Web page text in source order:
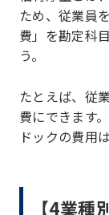
ため、従業員
費」を勘定科
う。
たとえば、従
費にできます
ドックの費用
【4業